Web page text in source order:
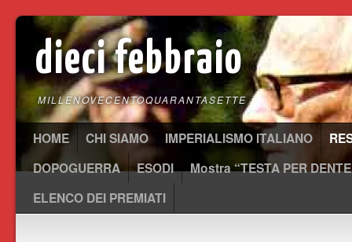
dieci febbraio
MILLENOVECENTOQUARANTASETTE
HOME CHI SIAMO IMPERIALISMO ITALIANO
DOPOGUERRA
ESODI
Mostra “TESTA PER
ELENCO DEI PREMIATI